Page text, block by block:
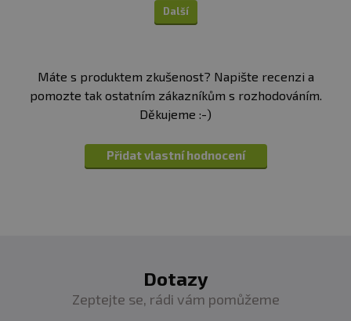
Další
Máte s produktem zkušenost? Napište recenzi a
pomozte tak ostatním zákazníkům s rozhodováním.
Děkujeme :-)
Přidat vlastní hodnocení
Dotazy
Zeptejte se, rádi vám pomůžeme